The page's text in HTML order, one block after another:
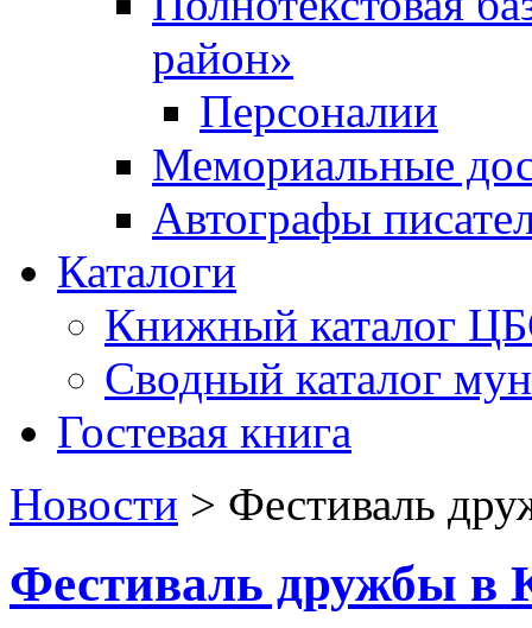
район»
Персоналии
Мемориальные
Автографы
Каталоги
Книжный каталог
Сводный каталог
Гостевая книга
Новости > Фестиваль
Фестиваль дружбы в